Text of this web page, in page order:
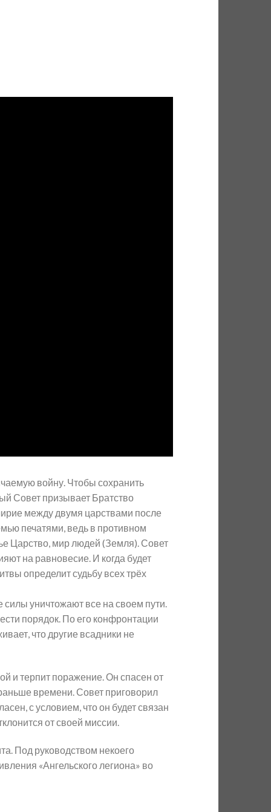
войну. Чтобы сохранить
Совет призывает Братство
между двумя царствами после
печатями, ведь в противном
Царство, мир людей (Земля). Совет
на равновесие. И когда будет
определит судьбу всех трёх
уничтожают все на своем пути.
порядок. По его конфронтации
что другие всадники не
и терпит поражение. Он спасен от
времени. Совет приговорил
с условием, что он будет связан
от своей миссии.
Под руководством некоего
«Ангельского легиона» во